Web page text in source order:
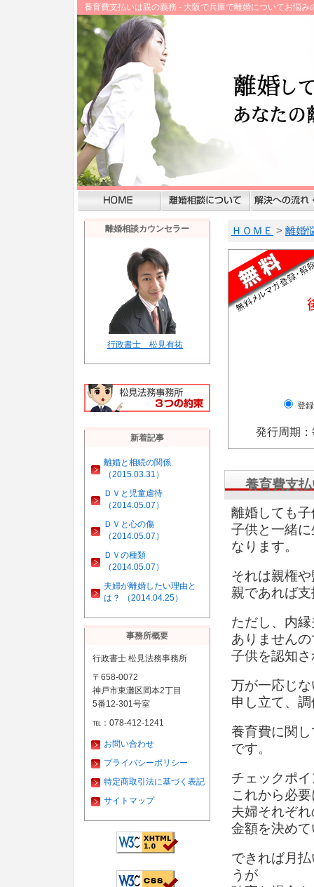
養育費支払いは親の義務 - 大阪で兵庫で離婚についてお悩
ＨＯＭＥ > 離婚
登録
発行周期
養育費支
離婚しても
子供と一緒
なります。
それは親権
親であれば
ただし、内
ありません
子供を認知
万が一応じ
申し立て、
養育費に関
です。
チェックポ
これから必
夫婦それぞ
金額を決め
できれば月
うが
離婚相談カウンセラー
行政書士 松見有祐
新着記事
離婚と相続の関係
（2015.03.31）
ＤＶと児童虐待
（2014.05.07）
ＤＶと心の傷
（2014.05.07）
ＤＶの種類
（2014.05.07）
夫婦が離婚したい理由と
は？ （2014.04.25）
事務所概要
行政書士 松見法務事務所
〒658-0072
神戸市東灘区岡本2丁目
5番12-301号室
℡：078-412-1241
お問い合わせ
プライバシーポリシー
特定商取引法に基づく表記
サイトマップ